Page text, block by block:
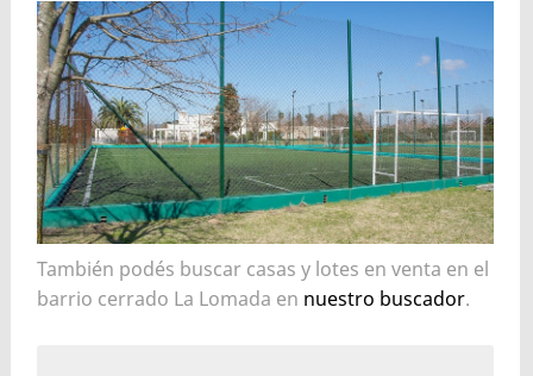
También podés buscar casas y lotes en venta en el
barrio cerrado La Lomada en nuestro buscador.